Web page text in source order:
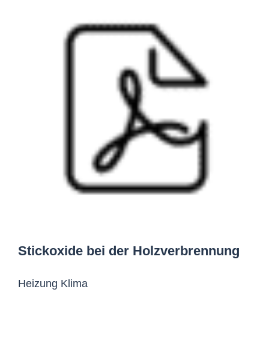
Stickoxide bei der Holzverbrennung
Heizung Klima